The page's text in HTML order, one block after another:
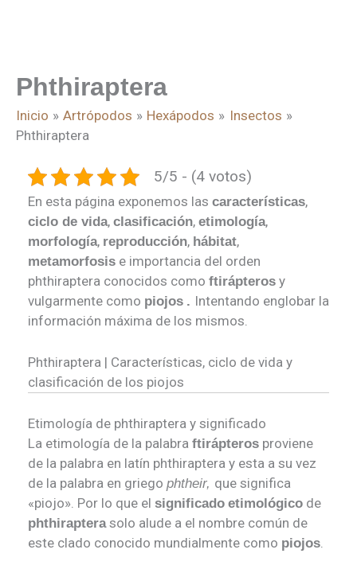
Phthiraptera
Inicio Artrópodos Hexápodos
Insectos
Phthiraptera
5/5 - (4 votos)
En esta página exponemos las características,
ciclo de vida, clasificación, etimología,
morfología, reproducción, hábitat,
metamorfosis e importancia del orden
phthiraptera conocidos como ftirápteros y
vulgarmente como piojos . Intentando englobar la
información máxima de los mismos.
Phthiraptera | Características, ciclo de vida y
clasificación de los piojos
Etimología de phthiraptera y significado
La etimología de la palabra ftirápteros proviene
de la palabra en latín phthiraptera y esta a su vez
de la palabra en griego phtheir, que significa
«piojo». Por lo que el significado etimológico de
phthirapterasolo alude a el nombre común de
este clado conocido mundialmente como piojos